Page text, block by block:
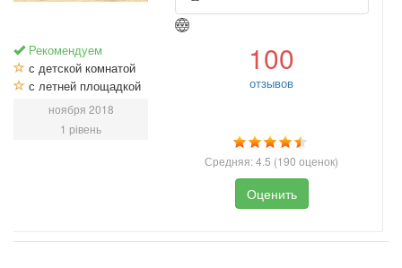
Рекомендуем
с детской комнатой
с летней площадкой
ноября 2018
1 рівень
100
отзывов
Средняя:4.5 (190 оценок)
Оценить